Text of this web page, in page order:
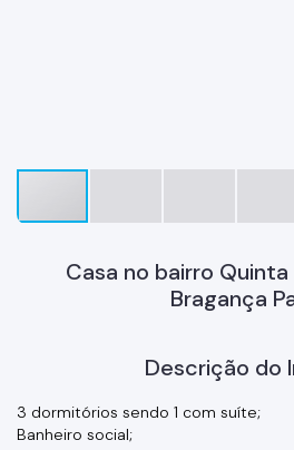
Casa no bairro
Bragança
Descrição do
3 dormitórios sendo 1 com suíte;
Banheiro social;